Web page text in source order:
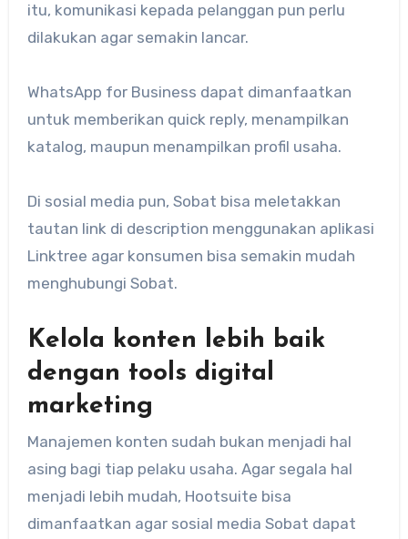
itu, komunikasi kepada pelanggan pun perlu
dilakukan agar semakin lancar.
WhatsApp for Business dapat dimanfaatkan
untuk memberikan quick reply, menampilkan
katalog, maupun menampilkan profil usaha.
Di sosial media pun, Sobat bisa meletakkan
tautan link di description menggunakan aplikasi
Linktree agar konsumen bisa semakin mudah
menghubungi Sobat.
Kelola konten lebih baik
dengan tools digital
marketing
Manajemen konten sudah bukan menjadi hal
asing bagi tiap pelaku usaha. Agar segala hal
menjadi lebih mudah, Hootsuite bisa
dimanfaatkan agar sosial media Sobat dapat